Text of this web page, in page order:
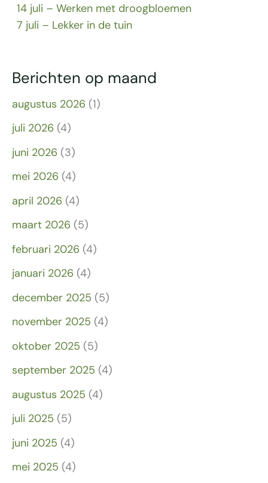
14 juli – Werken met droogbloemen
7 juli – Lekker in de tuin
Berichten op maand
augustus 2026 (1)
juli 2026 (4)
juni 2026 (3)
mei 2026 (4)
april 2026 (4)
maart 2026 (5)
februari 2026 (4)
januari 2026 (4)
december 2025 (5)
november 2025 (4)
oktober 2025 (5)
september 2025 (4)
augustus 2025 (4)
juli 2025 (5)
juni 2025 (4)
mei 2025 (4)